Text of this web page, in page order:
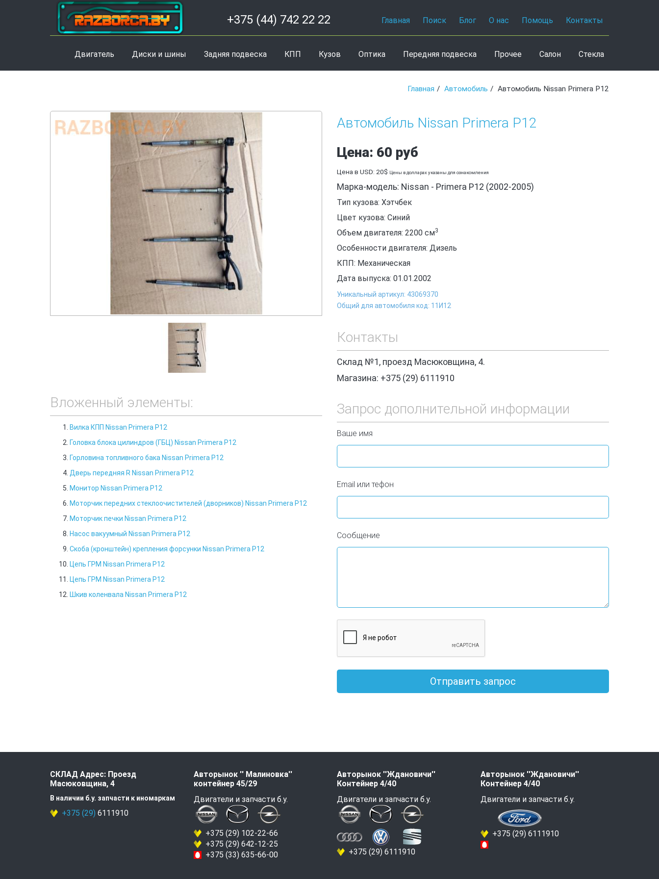
+375 (44) 742 22 22 Главная Поиск Блог О нас Помощь Контакты
Двигатель Диски и шины Задняя подвеска КПП Кузов Оптика Передняя подвеска Прочее Салон Стекла
Главная Автомобиль Автомобиль Nissan Primera P12
Вложенный элементы:
Вилка КПП Nissan Primera P12
Головка блока цилиндров (ГБЦ) Nissan Primera P12
Горловина топливного бака Nissan Primera P12
Дверь передняя R Nissan Primera P12
Монитор Nissan Primera P12
Моторчик передних стеклоочистителей (дворников) Nissan Primera P12
Моторчик печки Nissan Primera P12
Насос вакуумный Nissan Primera P12
Скоба (кронштейн) крепления форсунки Nissan Primera P12
Цепь ГРМ Nissan Primera P12
Цепь ГРМ Nissan Primera P12
Шкив коленвала Nissan Primera P12
Автомобиль Nissan Primera P12
Цена: 60 руб
Цена в USD: 20$ Цены в долларах указаны для ознакомления
Марка-модель: Nissan - Primera P12 (2002-2005)
Тип кузова: Хэтчбек
Цвет кузова: Синий
Объем двигателя: 2200 см3
Особенности двигателя: Дизель
КПП: Механическая
Дата выпуска: 01.01.2002
Уникальный артикул: 43069370
Общий для автомобиля код: 11И12
Контакты
Склад №1, проезд Масюковщина, 4.
Магазина: +375 (29) 6111910
Запрос дополнительной информации
Ваше имя
Email или тефон
Сообщение
Отправить запрос
СКЛАД Адрес: Проезд
Масюковщина, 4
В наличии б.у. запчасти к иномаркам
+375 (29) 6111910
Авторынок '' Малиновка''
контейнер 45/29
Двигатели и запчасти б.у.
+375 (29) 102-22-66
+375 (29) 642-12-25
+375 (33) 635-66-00
Авторынок ''Ждановичи''
Контейнер 4/40
Двигатели и запчасти б.у.
+375 (29) 6111910
Авторынок ''Ждановичи''
Контейнер 4/40
Двигатели и запчасти б.у.
+375 (29) 6111910